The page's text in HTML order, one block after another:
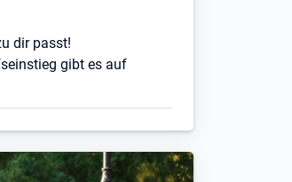
dir passt!
gibt es auf